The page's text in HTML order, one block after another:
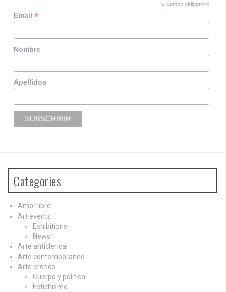
*campo obligatorio
Email*
Nombre
Apellidos
Categories
Amor libre
Art events
Exhibitions
News
Arte anticlerical
Arte contemporaneo
Arte erótico
Cuerpo y política
Fetichismo